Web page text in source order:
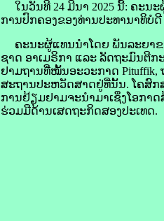
ໃນວັນ​ທີ 24 ມີນາ 2025 ນີ້: ຄະນ
ການ​ປົກຄອງ​ຂອງທ່ານປະທານາທິບໍ
ຄະນະ​ຜູ້​ແທນ​ນຳ​ໂດຍ ພັນ​ລະ​ຍາ​ຂ
ຊາດ ອາ​ເມ​ຣິ​ກາ ແລະ ລັດຖະມົນຕີ​ກ
ຢາມ​ຖານ​ທີ່​ໝັ້ນ​ອະ​ວະ​ກາດ
ສະຖານ​ປະຫວັດສາດ​ຢູ່​ທີ່​ນັ້ນ. ໂຄສົກ​
ການ​ຢ້ຽມຢາມ​ຈະ​ນຳ​ມາ​ເຊິ່ງ​ໂອກາ
​ຮ່ວມ​ມື​ດ້ານ​ເສດຖະກິດສອງປະເທດ.